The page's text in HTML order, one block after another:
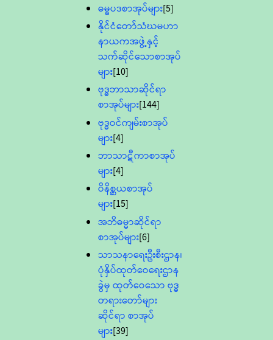
ဓမ္မပဒစာအုပ်များ[5]
နိုင်ငံတော်သံဃမဟာ
နာယကအဖွဲ့နှင့်
သက်ဆိုင်သောစာအုပ်
များ[10]
ဗုဒ္ဓဘာသာဆိုင်ရာ
စာအုပ်များ[144]
ဗုဒ္ဓဝင်ကျမ်းစာအုပ်
များ[4]
ဘာသာဋီကာစာအုပ်
များ[4]
ဝိနိစ္ဆယစာအုပ်
များ[15]
အဘိဓမ္မာဆိုင်ရာ
စာအုပ်များ[6]
သာသနာရေးဦးစီးဌာန၊
ပုံနှိပ်ထုတ်ဝေရေးဌာန
ခွဲမှ ထုတ်ဝေသော ဗုဒ္ဓ
တရားတော်များ
ဆိုင်ရာ စာအုပ်
များ[39]